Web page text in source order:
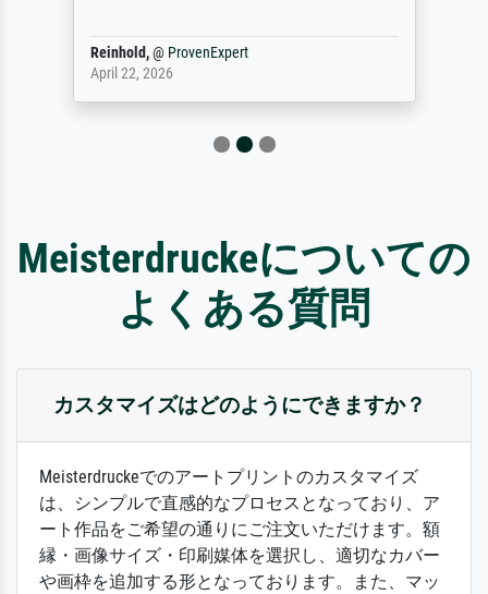
Reinhold,@ ProvenExpert
April 22, 2026
Meisterdruckeについての
よくある質問
カスタマイズはどのようにできますか？
Meisterdruckeでのアートプリントのカスタマイズ
は、シンプルで直感的なプロセスとなっており、ア
ート作品をご希望の通りにご注文いただけます。額
縁・画像サイズ・印刷媒体を選択し、適切なカバー
や画枠を追加する形となっております。また、マッ